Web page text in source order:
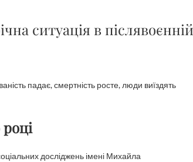
ситуація в післявоєнній
досліджень імені Михайла